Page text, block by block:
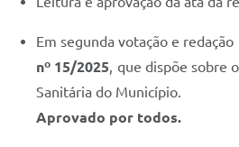
Em segunda votação e
nº 15/2025, que dispõe sobre
Sanitária do Município.
Aprovado por todos.